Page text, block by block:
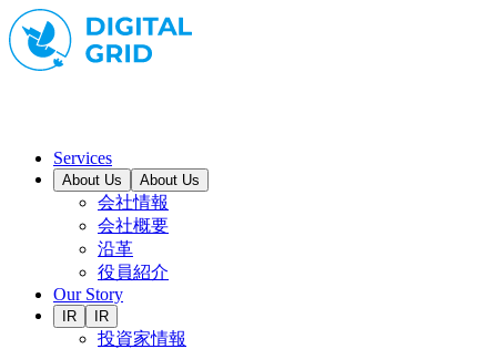
Services
About Us About Us
会社情報
会社概要
沿革
役員紹介
Our Story
IR IR
投資家情報